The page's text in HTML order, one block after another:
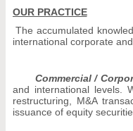
OUR PRACTICE
The accumulated
international corporate
Commercial /
and international levels.
restructuring, M&A
issuance of equity